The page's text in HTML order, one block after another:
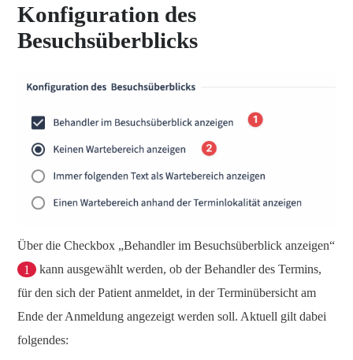
Konfiguration des
Besuchsüberblicks
Über die Checkbox „Behandler im Besuchsüberblick anzeigen“
1
kann ausgewählt werden, ob der Behandler des Termins,
für den sich der Patient anmeldet, in der Terminübersicht am
Ende der Anmeldung angezeigt werden soll. Aktuell gilt dabei
folgendes: